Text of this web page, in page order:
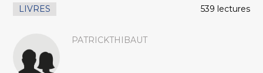
LIVRES 539 lectures
PATRICKTHIBAUT